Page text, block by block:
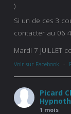
)
Si un de ces 3
contacter au 06
Mardi 7 JUILLET
Voir sur Facebook
·
Picard
1 mois